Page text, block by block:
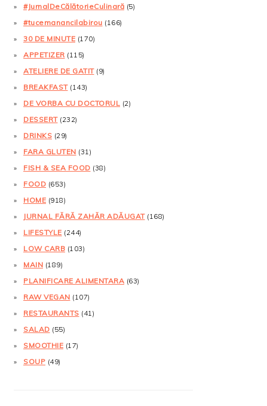
#JurnalDeCălătorieCulinară (5)
#tucemanancilabirou (166)
30 DE MINUTE (170)
APPETIZER (115)
ATELIERE DE GATIT(9)
BREAKFAST(143)
DE VORBA CU DOCTORUL (2)
DESSERT(232)
DRINKS (29)
FARA GLUTEN (31)
FISH & SEA FOOD (38)
FOOD (653)
HOME (918)
JURNAL FĂRĂ ZAHĂR ADĂUGAT(168)
LIFESTYLE (244)
LOW CARB (103)
MAIN (189)
PLANIFICARE ALIMENTARA (63)
RAW VEGAN (107)
RESTAURANTS (41)
SALAD (55)
SMOOTHIE (17)
SOUP (49)